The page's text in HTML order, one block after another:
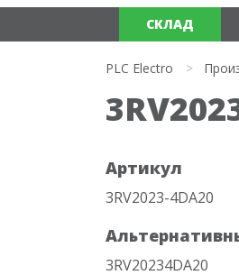
СКЛАД
PLC Electro >
Артикул
3RV2023-4DA20
3RV20234DA20